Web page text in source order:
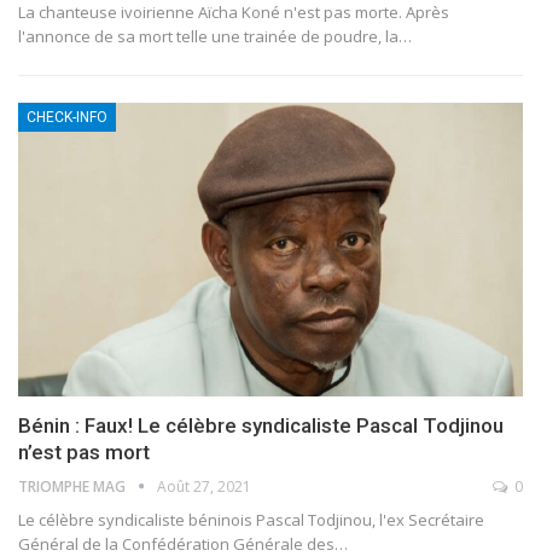
La chanteuse ivoirienne Aïcha Koné n'est pas morte. Après
l'annonce de sa mort telle une trainée de poudre, la…
CHECK-INFO
Bénin : Faux! Le célèbre syndicaliste Pascal Todjinou
n’est pas mort
TRIOMPHE MAG Août 27, 2021 0
Le célèbre syndicaliste béninois Pascal Todjinou, l'ex Secrétaire
Général de la Confédération Générale des…